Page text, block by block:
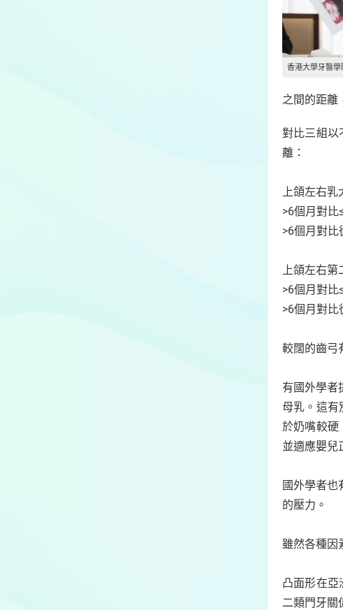
香港大學牙醫學
之間的距離
對比三組以
離：
上頜左右乳
>6個月對
>6個月對
上頜左右第
>6個月對
>6個月對
較闊的齒弓
有國外學者
母乳。這有
於奶嘴較硬
並適應嬰兒
國外學者也
的壓力。
雖然各種因
凸面形在亞
二類門牙關